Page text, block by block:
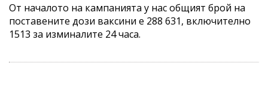
От началото на кампанията у нас общият брой на
поставените дози ваксини е 288 631, включително
1513 за изминалите 24 часа.